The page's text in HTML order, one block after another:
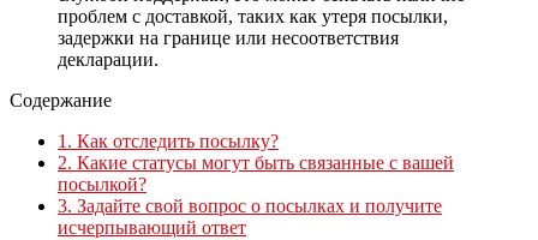
проблем с доставкой, таких как утеря посылки,
задержки на границе или несоответствия
декларации.
Содержание
1. Как отследить посылку?
2. Какие статусы могут быть связанные с вашей
посылкой?
3. Задайте свой вопрос о посылках и получите
исчерпывающий ответ